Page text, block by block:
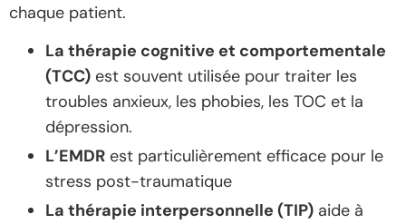
chaque patient.
La thérapie cognitive et comportementale
(TCC) est souvent utilisée pour traiter les
troubles anxieux, les phobies, les TOC et la
dépression.
L’EMDR est particulièrement efficace pour le
stress post-traumatique
La thérapie interpersonnelle (TIP) aide à